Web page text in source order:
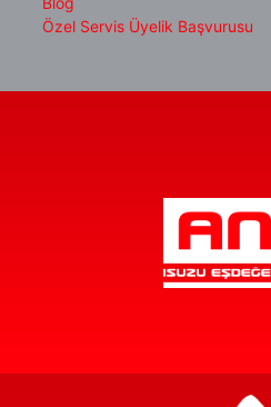
Özel Servis Üyelik Başvurusu